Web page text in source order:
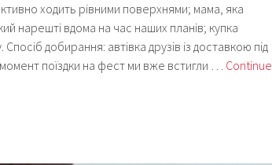
ходить рівними поверхнями; мама, яка
нарешті вдома на час наших планів; купка
добирання: автівка друзів із доставкою під
поїздки на фест ми вже встигли … Continue